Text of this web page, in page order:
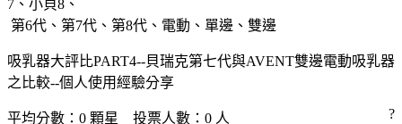
7、小貝8、
第6代、第7代、第8代、電動、單邊、雙邊
吸乳器大評比PART4--貝瑞克第七代與AVENT雙邊電動吸乳器
之比較--個人使用經驗分享
平均分數： 0 顆星 投票人數： 0 人
?